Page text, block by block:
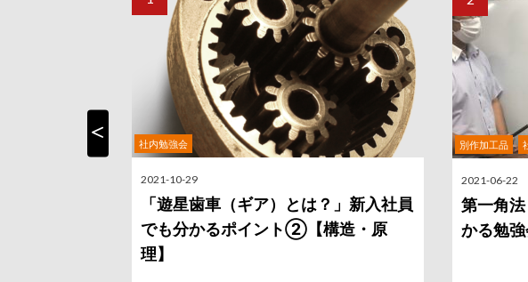
社内勉強会
2021-10-29
「遊星歯車（ギア）とは？」新入社員
でも分かるポイント②【構造・原
理】
別作加工品 ,
2021-06-22
第一角
かる勉